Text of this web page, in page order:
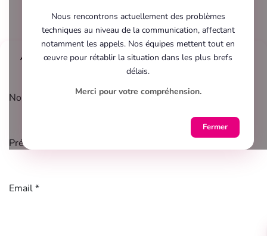
Nous rencontrons actuellement des problèmes
techniques au niveau de la communication, affectant
notamment les appels. Nos équipes mettent tout en
œuvre pour rétablir la situation dans les plus brefs
délais.
Merci pour votre compréhension.
Fermer
Avant de remplir le formulaire ci-dessous, nous vous prions de prendre
notre politique en matière de vie privée
Nom *
Prénom *
Email *